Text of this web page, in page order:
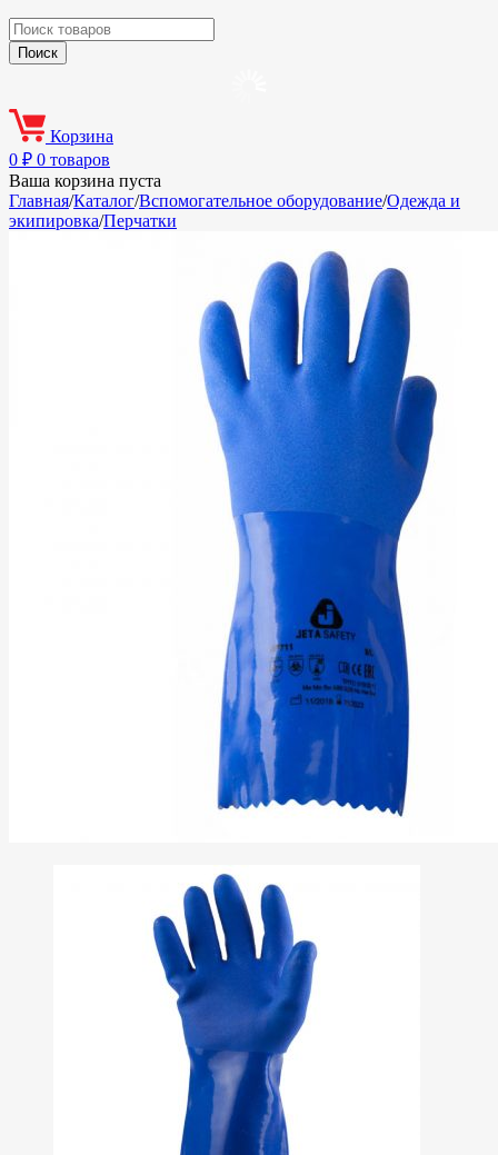
Корзина
0 ₽ 0 товаров
Ваша корзина пуста
Главная/Каталог/Вспомогательное оборудование/Одежда и
экипировка/Перчатки